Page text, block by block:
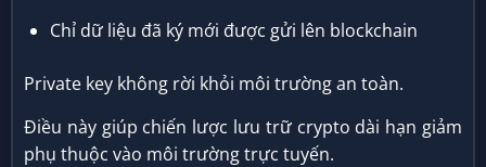
Chỉ dữ liệu đã ký mới được gửi lên blockchain
Private key không rời khỏi môi trường an toàn.
Điều này giúp chiến lược lưu trữ crypto dài hạn giảm
phụ thuộc vào môi trường trực tuyến.